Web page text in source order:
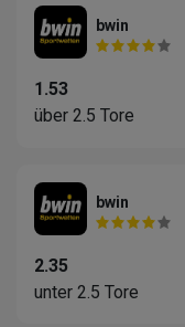
bwin
1.53
über 2.5 Tore
bwin
2.35
unter 2.5 Tore